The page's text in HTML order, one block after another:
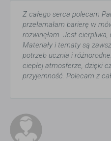
Z całego serca polecam
przełamałam barierę w
rozwinęłam. Jest cierpliwa,
Materiały i tematy są
potrzeb ucznia i
ciepłej atmosferze, dzięki
przyjemność. Polecam z